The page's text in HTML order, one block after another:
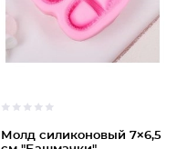
Молд силиконовый 7×6,5